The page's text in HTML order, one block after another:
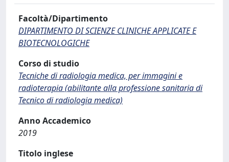
Facoltà/Dipartimento
DIPARTIMENTO DI SCIENZE CLINICHE APPLICATE E
BIOTECNOLOGICHE
Corso di studio
Tecniche di radiologia medica, per immagini e
radioterapia (abilitante alla professione sanitaria di
Tecnico di radiologia medica)
Anno Accademico
2019
Titolo inglese